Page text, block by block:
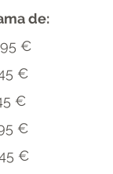
de:
595 €
€
€
€
€